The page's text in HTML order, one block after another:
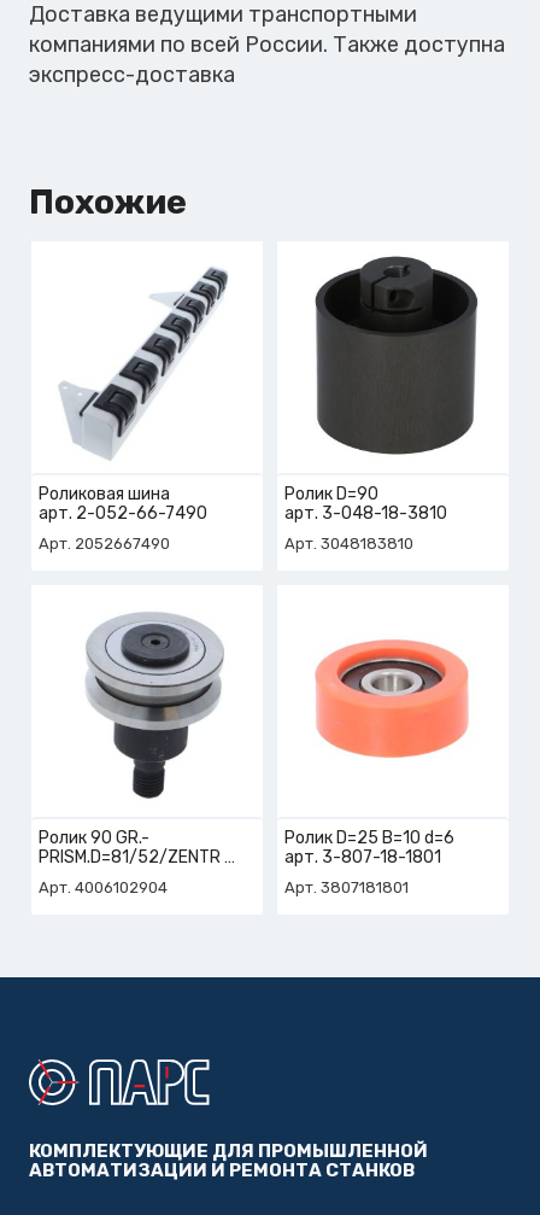
Доставка ведущими транспортными
компаниями по всей России. Также доступна
экспресс-доставка
Похожие
Роликовая шина
арт. 2-052-66-7490
Арт. 2052667490
Ролик D=90
арт. 3-048-18-3810
Арт. 3048183810
Ролик 90 GR.-
PRISM.D=81/52/ZENTR
Арт. 4006102904
Ролик D=25 B=10 d=6
арт. 3-807-18-1801
Арт. 3807181801
КОМПЛЕКТУЮЩИЕ ДЛЯ ПРОМЫШЛЕННОЙ
АВТОМАТИЗАЦИИ И РЕМОНТА СТАНКОВ